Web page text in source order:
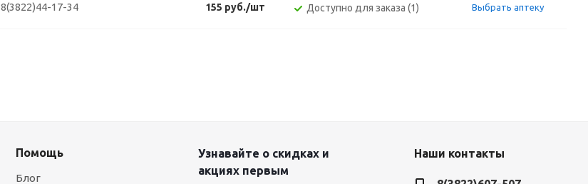
8(3822)44-17-34 155 руб./шт Доступно для заказа (1) Выбрать аптеку
Помощь
Блог
Узнавайте о скидках и
акциях первым
Наши контакты